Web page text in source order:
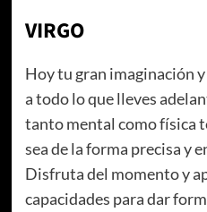
VIRGO
Hoy tu gran imaginación
a todo lo que lleves
tanto mental como física
sea de la forma precisa y
Disfruta del momento y
capacidades para dar